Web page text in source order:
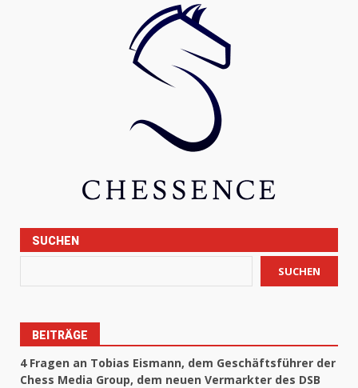
SUCHEN
SUCHEN
BEITRÄGE
4 Fragen an Tobias Eismann, dem Geschäftsführer der
Chess Media Group, dem neuen Vermarkter des DSB